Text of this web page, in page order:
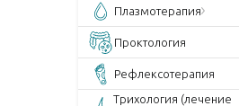
Плазмотерапия
Проктология
Рефлексотерапия
Трихология (лечение